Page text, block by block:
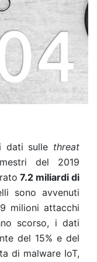
dati sulle threat
del 2019
7.2 miliardi di
sono avvenuti
milioni attacchi
scorso, i dati
del 15% e del
di malware IoT,